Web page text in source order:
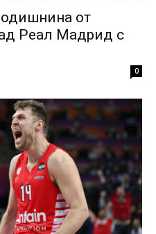
от
Реал Мадрид с
0